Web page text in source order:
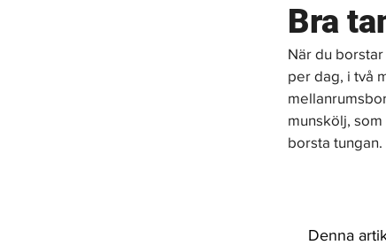
Bra
När du
per dag, i två
munskölj,
borsta tungan.
Denna